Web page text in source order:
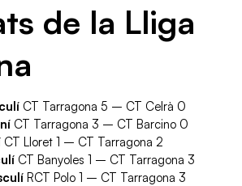
de la Lliga
CT Tarragona 5 – CT Celrà 0
CT Tarragona 3 – CT Barcino 0
CT Lloret 1 – CT Tarragona 2
CT Banyoles 1 – CT Tarragona 3
RCT Polo 1 – CT Tarragona 3